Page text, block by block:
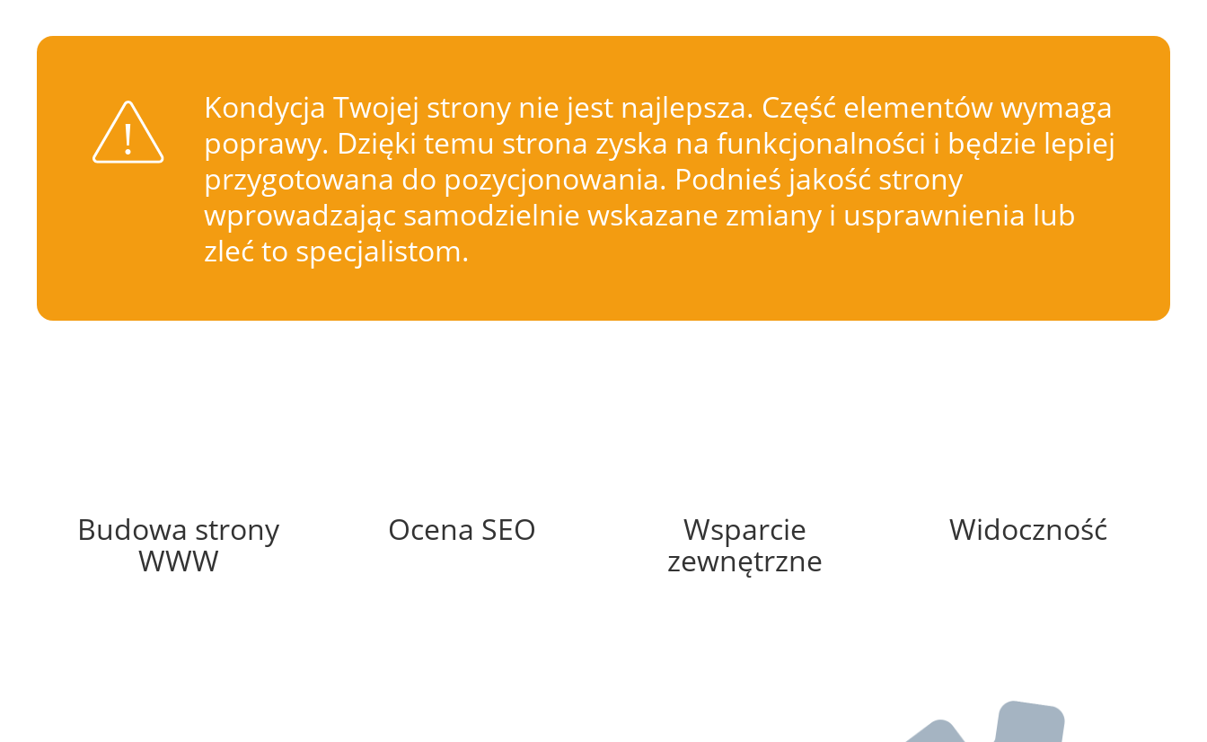
Kondycja Twojej strony nie jest najlepsza. Część elementów wymaga
poprawy. Dzięki temu strona zyska na funkcjonalności i będzie lepiej
przygotowana do pozycjonowania. Podnieś jakość strony
wprowadzając samodzielnie wskazane zmiany i usprawnienia lub
zleć to specjalistom.
Budowa strony
WWW
Ocena SEO
Wsparcie
zewnętrzne
Widoczność